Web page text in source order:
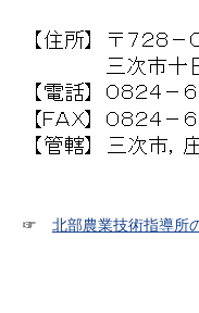
☞ 北部農業技術指導所